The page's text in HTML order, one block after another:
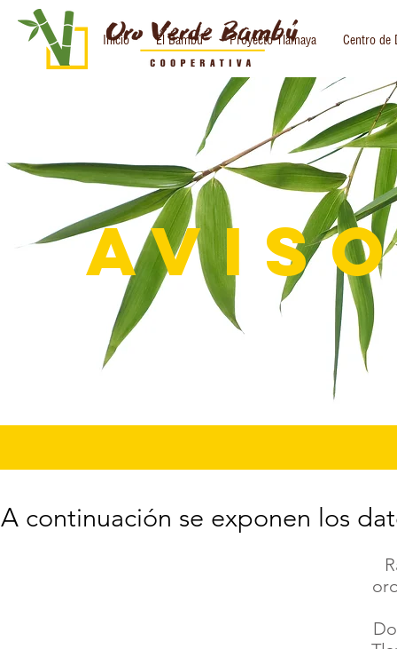
Inicio El Bambú Proyecto Tlamaya Centro de
A continuación se exponen los